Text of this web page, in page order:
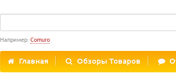
Например: Comuro
Главная Обзоры Товаров